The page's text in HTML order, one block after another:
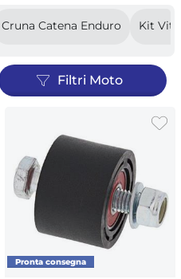
Cruna Catena Enduro Kit Viti
Filtri Moto